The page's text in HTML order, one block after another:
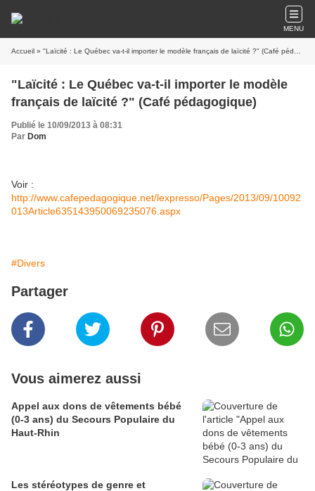
MENU
Accueil » "Laïcité : Le Québec va-t-il importer le modèle français de laïcité ?" (Café pédagogique)
"Laïcité : Le Québec va-t-il importer le modèle
français de laïcité ?" (Café pédagogique)
Publié le 10/09/2013 à 08:31
Par Dom
Voir :
http://www.cafepedagogique.net/lexpresso/Pages/2013/09/10092
013Article635143950069235076.aspx
#Divers
Partager
Vous aimerez aussi
Appel aux dons de vêtements bébé
(0-3 ans) du Secours Populaire du
Haut-Rhin
Les stéréotypes de genre et